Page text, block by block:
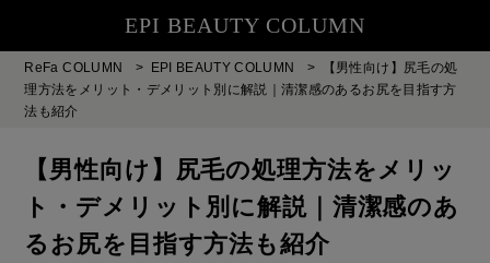
EPI BEAUTY COLUMN
ReFa COLUMN > EPI BEAUTY COLUMN >
【男性向け】尻毛の処
理方法をメリット・デメリット別に解説｜清潔感のあるお尻を目指す方
法も紹介
【男性向け】尻毛の処理方法をメリッ
ト・デメリット別に解説｜清潔感のあ
るお尻を目指す方法も紹介